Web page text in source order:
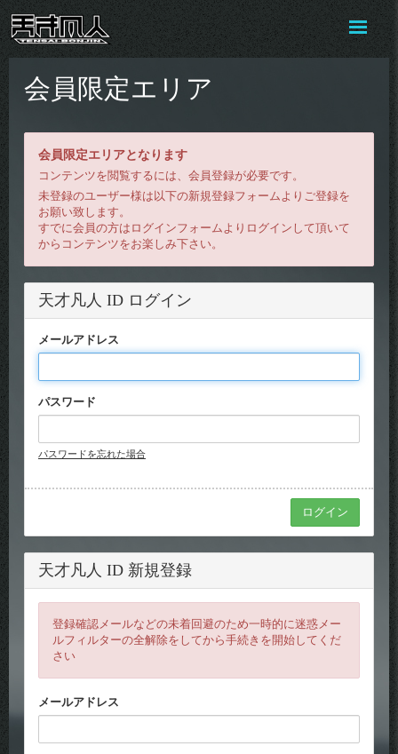
会員限定エリア
会員限定エリアとなります
コンテンツを閲覧するには、会員登録が必要です。
未登録のユーザー様は以下の新規登録フォームよりご登録を
お願い致します。
すでに会員の方はログインフォームよりログインして頂いて
からコンテンツをお楽しみ下さい。
天才凡人 ID ログイン
メールアドレス
パスワード
パスワードを忘れた場合
天才凡人 ID 新規登録
登録確認メールなどの未着回避のため一時的に迷惑メー
ルフィルターの全解除をしてから手続きを開始してくだ
さい
メールアドレス